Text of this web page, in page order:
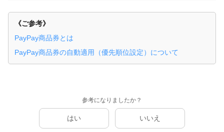
《ご参考》
PayPay商品券とは
PayPay商品券の自動適用（優先順位設定）について
参考になりましたか？
はい いいえ